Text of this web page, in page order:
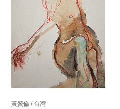
黃贊倫 / 台灣